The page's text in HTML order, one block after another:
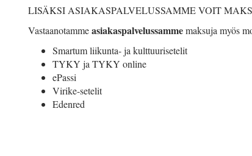
LISÄKSI ASIAKASPALVELUSSAMME VOIT
Vastaanotammeasiakaspalvelussammemaksuja myös
Smartum liikunta- ja kulttuurisetelit
TYKY ja TYKY online
ePassi
Virike-setelit
Edenred